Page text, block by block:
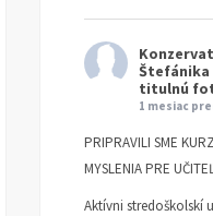
Štefánika
titulnú
1 mesiac
PRIPRAVILI SME
MYSLENIA PRE
Aktívni stredoškolskí